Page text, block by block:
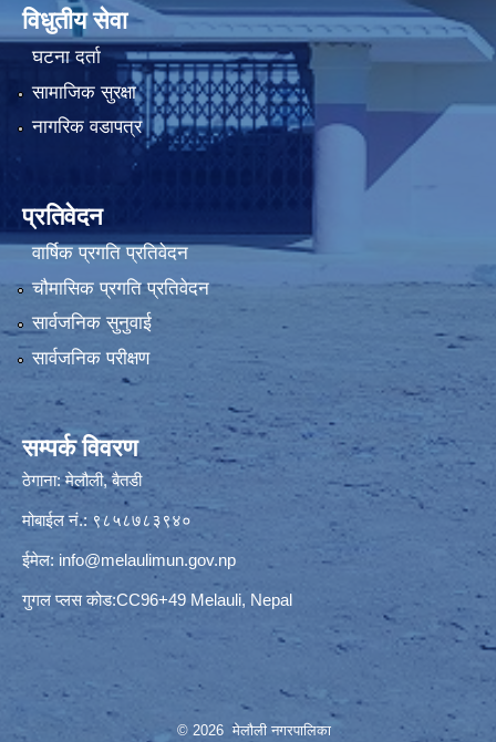
विधुतीय सेवा
घटना दर्ता
सामाजिक सुरक्षा
नागरिक वडापत्र
प्रतिवेदन
वार्षिक प्रगति प्रतिवेदन
चौमासिक प्रगति प्रतिवेदन
सार्वजनिक सुनुवाई
सार्वजनिक परीक्षण
सम्पर्क विवरण
ठेगाना: मेलौली, बैतडी
मोबाईल नं.: ९८५८७८३९४०
ईमेल: info@melaulimun.gov.np
गुगल प्लस कोड:CC96+49 Melauli, Nepal
© 2026 मेलौली नगरपालिका